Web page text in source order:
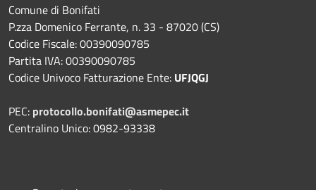
Comune di Bonifati
P.zza Domenico Ferrante, n. 33 - 87020 (CS)
Codice Fiscale: 00390090785
Partita IVA: 00390090785
Codice Univoco Fatturazione Ente: UFJQGJ
PEC: protocollo.bonifati@asmepec.it
Centralino Unico: 0982-93338